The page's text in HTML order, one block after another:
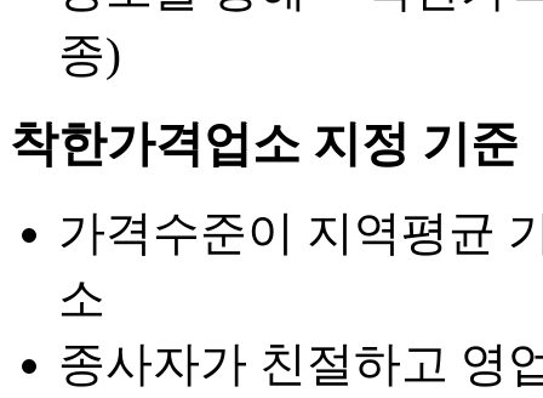
종)
착한가격업소 지정 기준
가격수준이 지역평균
소
종사자가 친절하고 영